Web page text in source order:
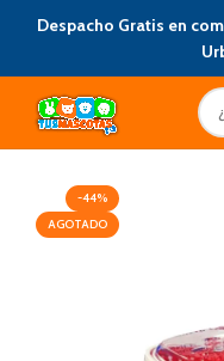
Despacho Gratis en
-44%
AGOTADO